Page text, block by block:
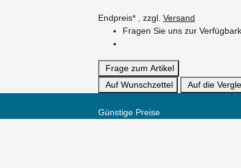
Endpreis* , zzgl. Versand
Fragen Sie uns zur
Frage zum Artikel
Auf Wunschzettel
Auf die
Günstige Preise